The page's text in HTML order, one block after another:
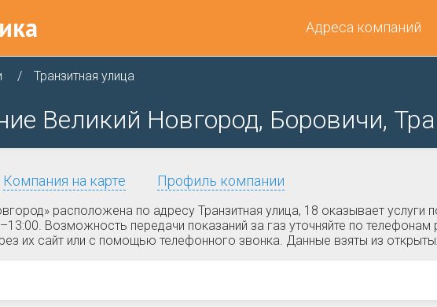
Адреса компаний
Транзитная улица
Великий Новгород, Боровичи,
Компания на карте Профиль компании
расположена по адресу Транзитная улица, 18 оказывает
Возможность передачи показаний за газ уточняйте по
их сайт или с помощью телефонного звонка. Данные взяты из